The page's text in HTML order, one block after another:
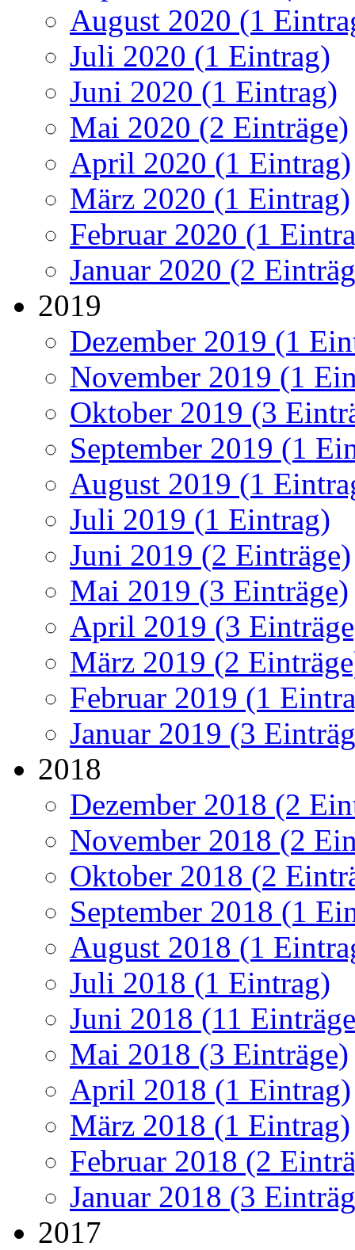
August 2020 (1
Juli 2020 (1 Eintrag)
Juni 2020 (1 Eintrag)
Mai 2020 (2 Einträge)
April 2020 (1 Eintrag)
März 2020 (1 Eintrag)
Februar 2020 (1
Januar 2020 (2
2019
Dezember 2019 (1
November 2019 (1
Oktober 2019 (3
September 2019 (1
August 2019 (1
Juli 2019 (1 Eintrag)
Juni 2019 (2 Einträge)
Mai 2019 (3 Einträge)
April 2019 (3
März 2019 (2
Februar 2019 (1
Januar 2019 (3
2018
Dezember 2018 (2
November 2018 (2
Oktober 2018 (2
September 2018 (1
August 2018 (1
Juli 2018 (1 Eintrag)
Juni 2018 (11
Mai 2018 (3 Einträge)
April 2018 (1 Eintrag)
März 2018 (1 Eintrag)
Februar 2018 (2
Januar 2018 (3
2017